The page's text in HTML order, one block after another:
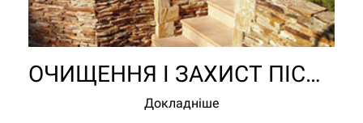
ОЧИЩЕННЯ І ЗАХИСТ ПІСЧАНИКА
Докладніше